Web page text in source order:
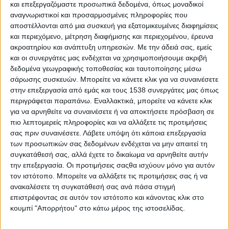
και επεξεργαζόμαστε προσωπικά δεδομένα, όπως μοναδικοί
αναγνωριστικοί και προσαρμοσμένες πληροφορίες που
αποστέλλονται από μια συσκευή για εξατομικευμένες διαφημίσεις
και περιεχόμενο, μέτρηση διαφήμισης και περιεχομένου, έρευνα
ακροατηρίου και ανάπτυξη υπηρεσιών. Με την άδειά σας, εμείς
και οι συνεργάτες μας ενδέχεται να χρησιμοποιήσουμε ακριβή
δεδομένα γεωγραφικής τοποθεσίας και ταυτοποίησης μέσω
σάρωσης συσκευών. Μπορείτε να κάνετε κλικ για να συναινέσετε
στην επεξεργασία από εμάς και τους 1538 συνεργάτες μας όπως
περιγράφεται παραπάνω. Εναλλακτικά, μπορείτε να κάνετε κλικ
για να αρνηθείτε να συναινέσετε ή να αποκτήσετε πρόσβαση σε
πιο λεπτομερείς πληροφορίες και να αλλάξετε τις προτιμήσεις
σας πριν συναινέσετε. Λάβετε υπόψη ότι κάποια επεξεργασία
των προσωπικών σας δεδομένων ενδέχεται να μην απαιτεί τη
συγκατάθεσή σας, αλλά έχετε το δικαίωμα να αρνηθείτε αυτήν
την επεξεργασία. Οι προτιμήσεις σαςθα ισχύουν μόνο για αυτόν
τον ιστότοπο. Μπορείτε να αλλάξετε τις προτιμήσεις σας ή να
ανακαλέσετε τη συγκατάθεσή σας ανά πάσα στιγμή
επιστρέφοντας σε αυτόν τον ιστότοπο και κάνοντας κλικ στο
κουμπί "Απορρήτου" στο κάτω μέρος της ιστοσελίδας.
γρήγορα τεστ αντιγόνου, ενώ επίσης είναι φθηνή, γρήγορη και
εύχρηστη, πράγμα που σημαίνει ότι θα μπορούσε να
αξιοποιηθεί ιδιαίτερα σε περιοχές και χώρες όπου υπάρχει
δυσκολία πρόσβασης σε μοριακά τεστ χαμηλού κόστους.
Οι ερευνητές του Ινστιτούτου Επιστήμης των Δεδομένων του
Πανεπιστημίου του Μάαστριχτ, με επικεφαλής τη Γουαφάα
Αλιμπάουι και τον καθηγητή πνευμονολογίας Σάμι Σίμονς,
έκαναν τη σχετική ανακοίνωση στο διεθνές συνέδριο της
Ευρωπαϊκής
ΠΕΡΙΣΣΌΤΕΡΑ...
Ανθρωποειδές ρομπότ για πρώτη φορά
χρησιμοποιήθηκε με επιτυχία για να αξιολογηθεί η
ψυχική υγεία παιδιών
Δημοσιεύθηκε : Πέμπτη, 01 Σεπτεμβρίου 2022 11:19